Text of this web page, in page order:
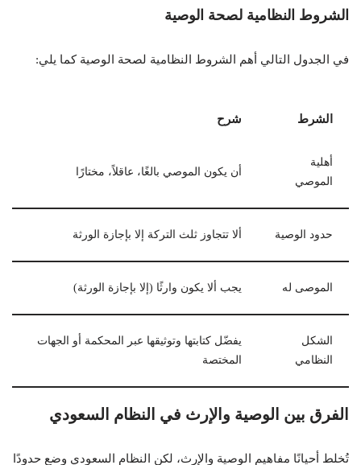
الشروط النظامية لصحة الوصية
في الجدول التالي أهم الشروط النظامية لصحة الوصية كما يلي:
الشرط شرح
أهلية
الموصي
أن يكون الموصي بالغًا، عاقلاً، مختارًا
حدود الوصية ألا تتجاوز ثلث التركة إلا بإجازة الورثة
الموصى له يجب ألا يكون وارثًا (إلا بإجازة الورثة)
الشكل
النظامي
يفضّل كتابتها وتوثيقها عبر المحكمة أو الجهات
المختصة
الفرق بين الوصية والإرث في النظام السعودي
تُخلط أحيانًا مفاهيم الوصية والإرث، لكن النظام السعودي وضع حدودًا